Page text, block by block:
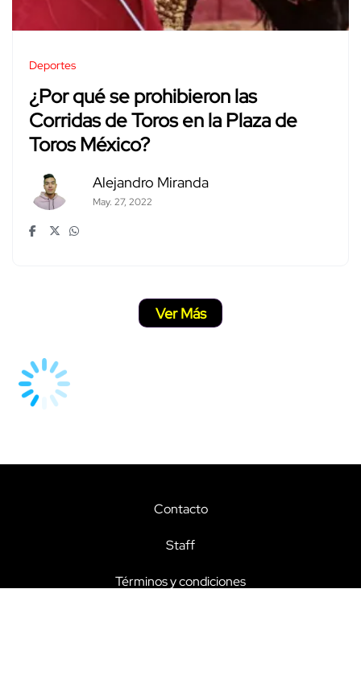
Deportes
¿Por qué se prohibieron las
Corridas de Toros en la Plaza de
Toros México?
Alejandro Miranda
May. 27, 2022
Ver Más
Contacto
Staff
Términos y condiciones